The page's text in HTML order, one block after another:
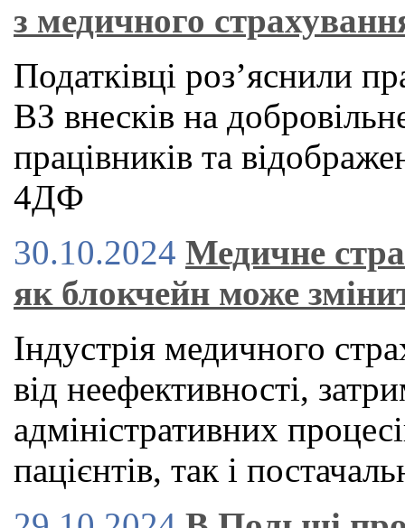
з медичного
Податківці роз’яснили
ВЗ внесків на
працівників та
4ДФ
30.10.2024 Медичне
як блокчейн може
Індустрія медичного
від неефективності,
адміністративних
пацієнтів, так і